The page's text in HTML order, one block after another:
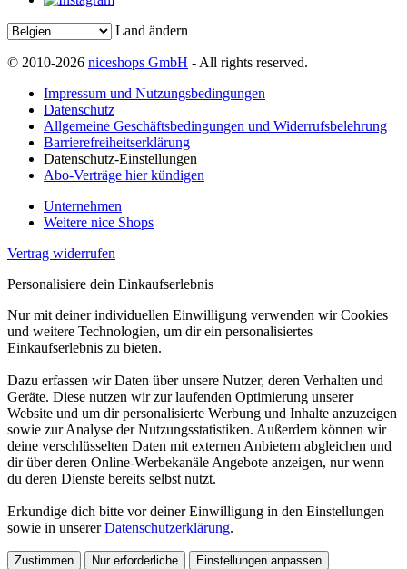
Land ändern
© 2010-2026 niceshops GmbH - All rights reserved.
Impressum und Nutzungsbedingungen
Datenschutz
Allgemeine Geschäftsbedingungen und Widerrufsbelehrung
Barrierefreiheitserklärung
Datenschutz-Einstellungen
Abo-Verträge hier kündigen
Unternehmen
Weitere nice Shops
Vertrag widerrufen
Personalisiere dein Einkaufserlebnis
Nur mit deiner individuellen Einwilligung verwenden wir Cookies
und weitere Technologien, um dir ein personalisiertes
Einkaufserlebnis zu bieten.
Dazu erfassen wir Daten über unsere Nutzer, deren Verhalten und
Geräte. Diese nutzen wir zur laufenden Optimierung unserer
Website und um dir personalisierte Werbung und Inhalte anzuzeigen
sowie zur Analyse der Nutzungsstatistiken. Außerdem können wir
deine verschlüsselten Daten mit externen Anbietern abgleichen und
dir über deren Online-Werbekanäle Angebote anzeigen, nur wenn
du deren Dienste bereits selbst nutzt.
Erkundige dich bitte vor deiner Einwilligung in den Einstellungen
sowie in unsererDatenschutzerklärung.
Zustimmen Nur erforderliche Einstellungen anpassen